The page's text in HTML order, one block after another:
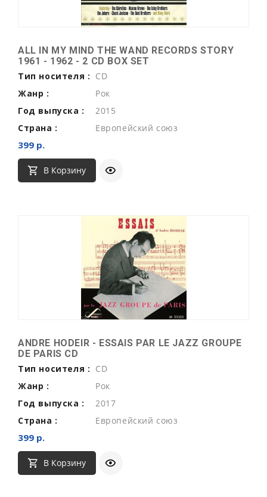
ALL IN MY MIND THE WAND RECORDS STORY
1961 - 1962 - 2 CD BOX SET
Тип носителя : CD
Жанр :
Рок
Год выпуска :
2015
Страна :
Европейский союз
399 р.
В Корзину
ANDRE HODEIR - ESSAIS PAR LE JAZZ GROUPE
DE PARIS CD
Тип носителя : CD
Жанр :
Рок
Год выпуска :
2017
Страна :
Европейский союз
399 р.
В Корзину